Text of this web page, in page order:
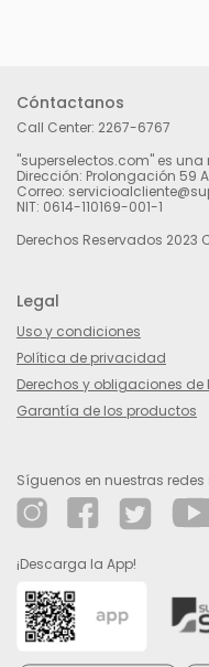
Cóntactanos
Call Center: 2267-6767
"superselectos.com" es
Dirección: Prolongación 59
Correo:
NIT: 0614-110169-001-1
Derechos Reservados 2023
Legal
Uso y condiciones
Política de privacidad
Derechos y obligaciones de
Garantía de los productos
Síguenos en nuestras
¡Descarga la App!